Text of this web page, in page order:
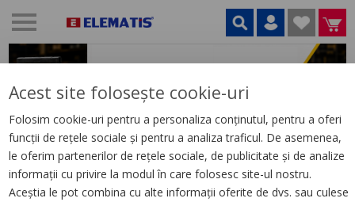
Acest site folosește cookie-uri
Folosim cookie-uri pentru a personaliza conținutul, pentru a oferi
funcții de rețele sociale și pentru a analiza traficul. De asemenea,
le oferim partenerilor de rețele sociale, de publicitate și de analize
informații cu privire la modul în care folosesc site-ul nostru.
Aceștia le pot combina cu alte informații oferite de dvs. sau culese